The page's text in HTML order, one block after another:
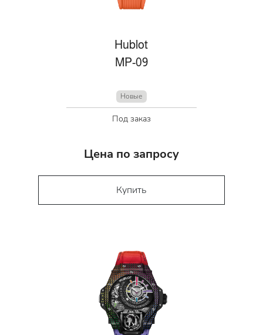
Hublot
MP-09
Новые
Под заказ
Цена по запросу
Купить